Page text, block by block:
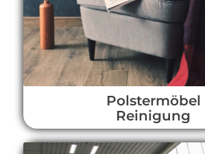
Polstermöbel
Reinigung